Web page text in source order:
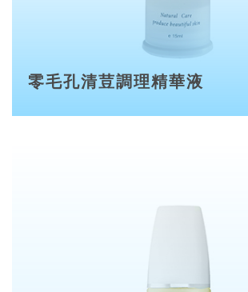
零毛孔清荳調理精華液